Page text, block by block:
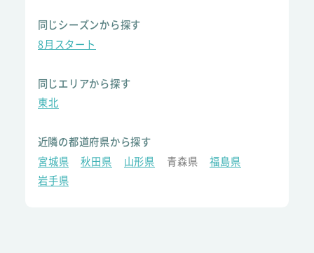
同じシーズンから探す
8月スタート
同じエリアから探す
東北
近隣の都道府県から探す
宮城県
秋田県 山形県 青森県
福島県
岩手県